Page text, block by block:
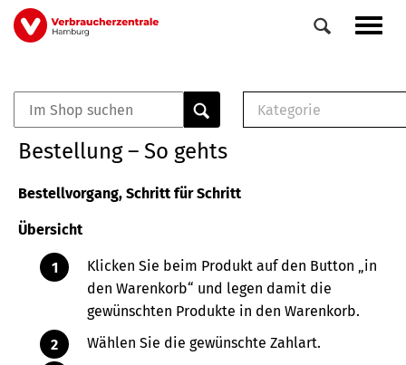
Direkt
zum
Veranstaltungen
0
Elemente
Kategorie
Buch
Bestellung – So gehts
Bestellvorgang, Schritt für Schritt
Übersicht
Klicken Sie beim Produkt auf den Button „in
den Warenkorb“ und legen damit die
gewünschten Produkte in den Warenkorb.
Wählen Sie die gewünschte Zahlart.